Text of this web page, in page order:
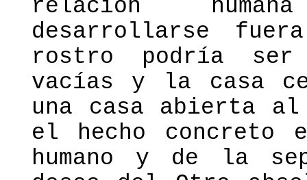
relación
desarrollarse
rostro podría ser
vacías y la casa
una casa abierta
el hecho concreto
humano y de la